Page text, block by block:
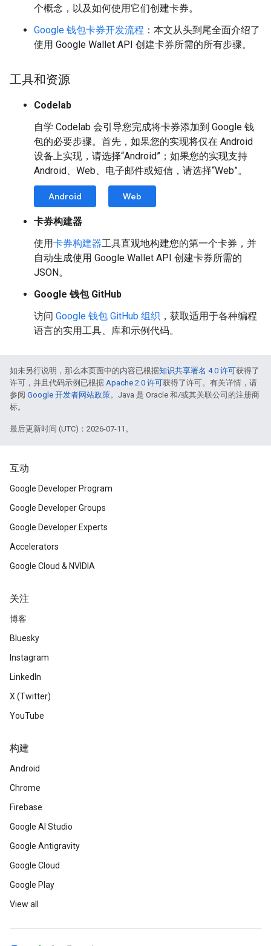
个概念，以及如何使用它们创建卡券。
Google 钱包卡券开发流程 ：本文从头到尾全面介绍了
使用 Google Wallet API 创建卡券所需的所有步骤。
工具和资源
Codelab
自学 Codelab 会引导您完成将卡券添加到 Google 钱
包的必要步骤。首先，如果您的实现将仅在 Android
设备上实现，请选择“Android”；如果您的实现支持
Android、Web、电子邮件或短信，请选择“Web”。
Android Web
卡券构建器
使用卡券构建器工具直观地构建您的第一个卡券，并
自动生成使用 Google Wallet API 创建卡券所需的
JSON。
Google 钱包 GitHub
访问 Google 钱包 GitHub 组织 ，获取适用于各种编程
语言的实用工具、库和示例代码。
如未另行说明，那么本页面中的内容已根据知识共享署名 4.0 许可获得了
许可，并且代码示例已根据 Apache 2.0 许可获得了许可。有关详情，请
参阅 Google 开发者网站政策。Java 是 Oracle 和/或其关联公司的注册商
标。
最后更新时间 (UTC)：2026-07-11。
互动
Google Developer Program
Google Developer Groups
Google Developer Experts
Accelerators
Google Cloud & NVIDIA
关注
博客
Bluesky
Instagram
LinkedIn
X (Twitter)
YouTube
构建
Android
Chrome
Firebase
Google AI Studio
Google Antigravity
Google Cloud
Google Play
View all